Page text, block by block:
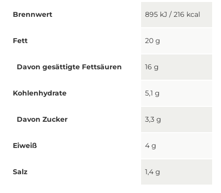
Brennwert 895 kJ / 216 kcal
Fett 20 g
Davon gesättigte Fettsäuren 16 g
Kohlenhydrate 5,1 g
Davon Zucker 3,3 g
Eiweiß 4 g
Salz 1,4 g